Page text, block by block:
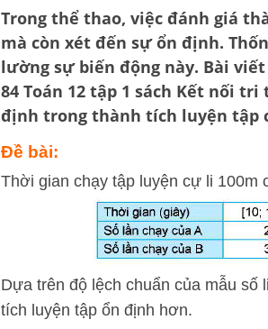
Trong thể thao, việc đánh giá
mà còn xét đến sự ổn định.
lường sự biến động này. Bài
84 Toán 12 tập 1 sách Kết nối tri
định trong thành tích luyện tập
Đề bài:
Thời gian chạy tập luyện cự li 100m
Dựa trên độ lệch chuẩn của mẫu số
tích luyện tập ổn định hơn.